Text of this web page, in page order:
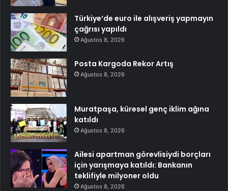
Türkiye’de euro ile alışveriş yapmayın
çağrısı yapıldı
Ağustos 8, 2026
Posta Kargoda Rekor Artış
Ağustos 8, 2026
Muratpaşa, küresel genç iklim ağına
katıldı
Ağustos 8, 2026
Ailesi apartman görevlisiydi borçları
için yarışmaya katıldı: Bankanın
teklifiyle milyoner oldu
Ağustos 8, 2026